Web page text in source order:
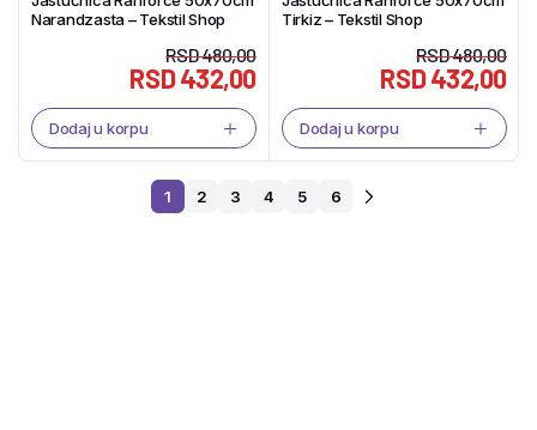
Narandzasta – Tekstil Shop
RSD480,00
RSD432,00
Dodaj u korpu
Tirkiz – Tekstil Shop
RSD480,00
RSD432,00
Dodaj u korpu
1 2 3 4 5 6